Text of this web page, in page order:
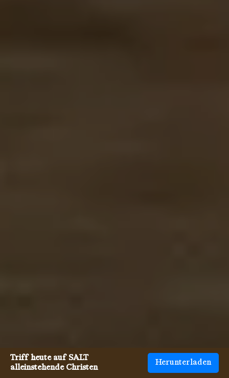
Triff heute auf SALT
alleinstehende Christen
Herunterladen